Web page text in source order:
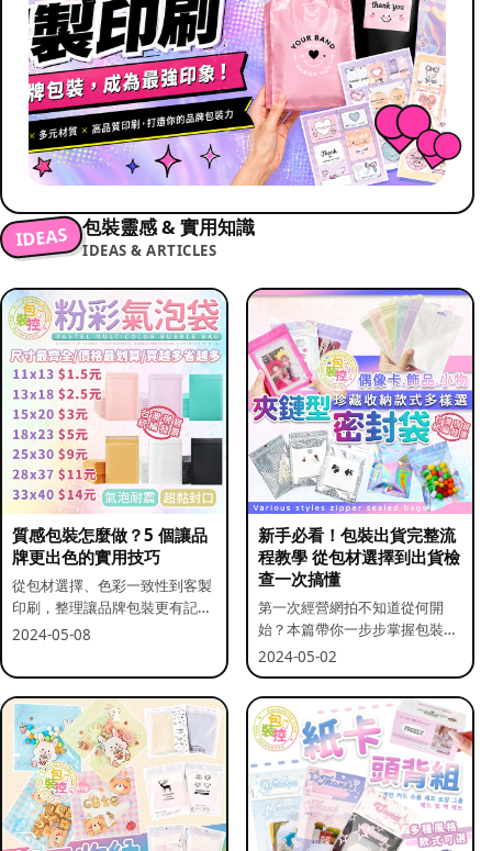
IDEAS 包裝靈感 & 實用知識
IDEAS & ARTICLES
質感包裝怎麼做？5 個讓品
牌更出色的實用技巧
從包材選擇、色彩一致性到客製
印刷，整理讓品牌包裝更有記憶
點的實用做法。
2024-05-08
新手必看！包裝出貨完整流
程教學 從包材選擇到出貨檢
查一次搞懂
第一次經營網拍不知道從何開
始？本篇帶你一步步掌握包裝流
程與出貨前檢查重點。
2024-05-02